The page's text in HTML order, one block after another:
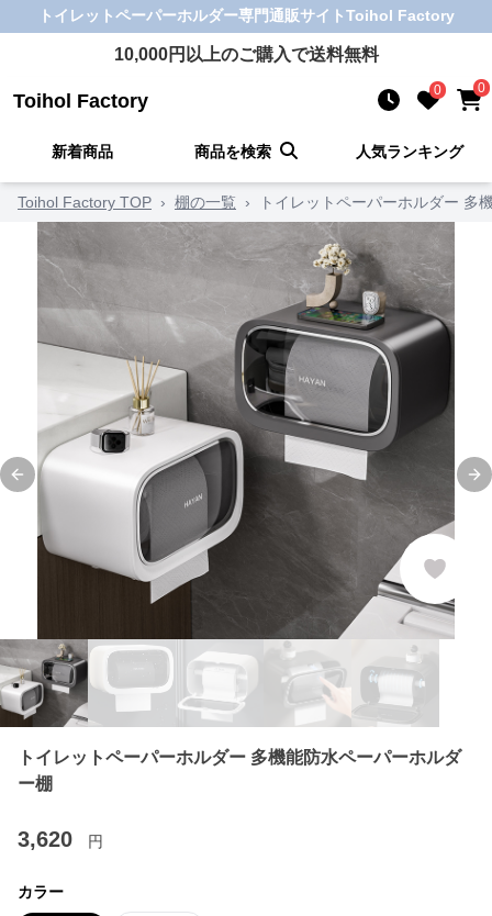
トイレットペーパーホルダー専門通販サイトToihol Factory
10,000円以上のご購入で送料無料
Toihol Factory 0 0
新着商品 商品を検索 人気ランキング
Toihol Factory TOP › 棚の一覧 › トイレットペーパーホルダー 多
Previous slide
トイレットペーパーホルダー 多機能防水ペーパーホルダ
ー棚
3,620 円
カラー